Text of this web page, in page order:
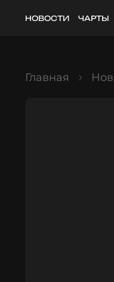
НОВОСТИ ЧАРТЫ
Главная